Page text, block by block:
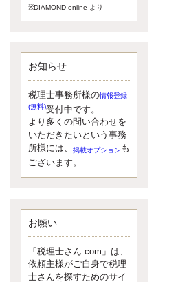
更新:2017年5月1日(大阪市中央区)
---------------------
湘南のぽっちゃり女性税理士
松村文子と湘南ＢＵ
また最近、税理士試験のご相談を受
けることおおくなりました。受験申
し込み受け付け開始になるからです
ね。勉強したが、中途半端なので、
受験が無駄に思っている人もいるよ
うです。まず、私ならダメと思う前
に、全力で勝負してみたいです！
更新:2017年5月1日(神奈川県藤沢市)
---------------------
イクメン税理士による税金ブ
ログです。
なくて七クセ 目は口ほどにモノを言
う 色んなことわざがありますが、無
意識に出ている身体のサイン。 心理
学では、ちゃんと意味があるようで
※DIAMOND online より
お知らせ
税理士事務所様の情報登録
(無料)受付中です。
より多くの問い合わせを
いただきたいという事務
所様には、
掲載オプション も
ございます。
お願い
「税理士さん.com」は、
依頼主様がご自身で税理
士さんを探すためのサイ